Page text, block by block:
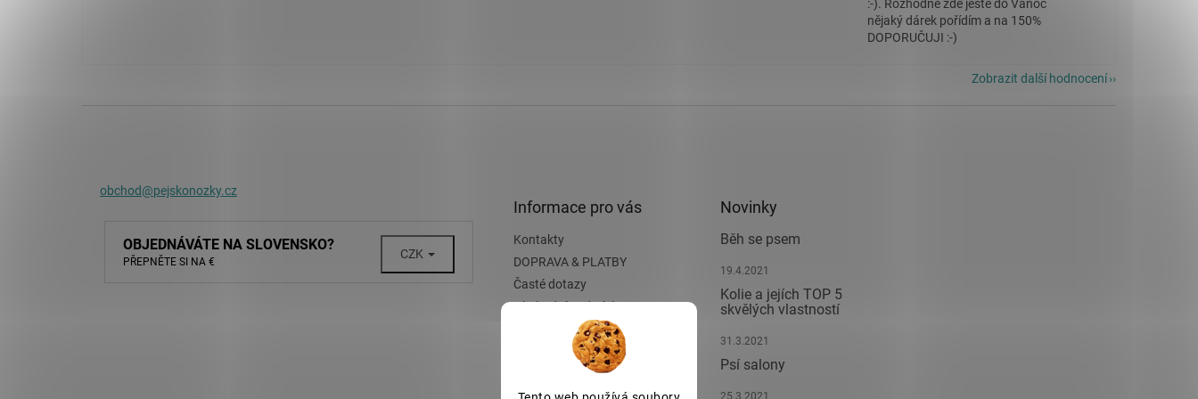
:-). Rozhodně zde ještě do Vánoc
nějaký dárek pořídím a na 150%
DOPORUČUJI :-)
Zobrazit další hodnocení
obchod@pejskonozky.cz
OBJEDNÁVÁTE NA SLOVENSKO?
CZK
Informace pro vás
Kontakty
DOPRAVA & PLATBY
Časté dotazy
Obchodní podmínky
Podmínky ochrany osobních
Hodnocení obchodu
Novinky
Běh se psem
19.4.2021
Kolie a jejích TOP 5
skvělých vlastností
31.3.2021
Psí salony
25.3.2021